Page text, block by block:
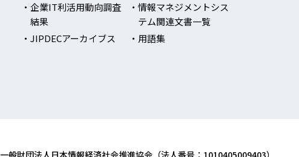
企業IT利活用動向調査
結果
情報マネジメントシス
テム関連文書一覧
JIPDECアーカイブス
用語集
一般財団法人日本情報経済社会推進協会（法人番号：1010405009403）